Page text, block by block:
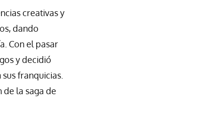
creativas y
dando
Con el pasar
y decidió
franquicias.
de la saga de